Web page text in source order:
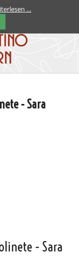
- Sara
- Sara
…